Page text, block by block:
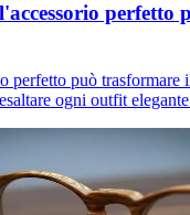
perfetto
perfetto può
ogni outfit